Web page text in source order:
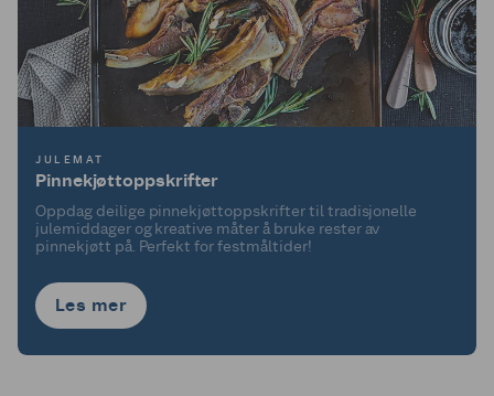
JULEMAT
Pinnekjøttoppskrifter
Oppdag deilige pinnekjøttoppskrifter til tradisjonelle
julemiddager og kreative måter å bruke rester av
pinnekjøtt på. Perfekt for festmåltider!
Les mer